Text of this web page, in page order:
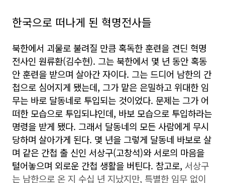
한국으로 떠나게 된 혁명전사들
북한에서 괴물로 불려질 만큼 혹독한 훈련을 견딘 혁명
전사인 원류환(김수현). 그는 북한에서 몇 년 동안 혹동
안 훈련을 받으며 살아간 자이다. 그는 드디어 남한의 간
첩으로 심어지게 됐는데, 그가 맡은 은밀하고 위대한 임
무는 바로 달동네로 투입되는 것이었다. 문제는 그가 어
떠한 모습으로 투입되냐인데, 바보 모습으로 투입하라는
명령을 받게 됐다. 그래서 달동네의 모든 사람에게 무시
당하며 살아가게 된다. 몇 년을 그렇게 달동네 바보로 살
며 같은 간첩 출 신인 서상구(고창석)와 서로의 마음을
털어놓으며 외로운 간첩 생활을 버틴다. 참고로, 서상구
는 남한으로 온 지 수십 년 지났지만, 특별한 임무 없이